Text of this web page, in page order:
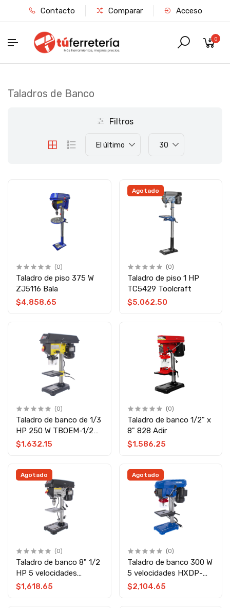
Contacto Comparar Acceso
0
Taladros de Banco
Filtros
El último 30
(0)
Taladro de piso 375 W
ZJ5116 Bala
$4,858.65
Agotado
(0)
Taladro de piso 1 HP
TC5429 Toolcraft
$5,062.50
(0)
Taladro de banco de 1/3
HP 250 W TBOEM-1/2
OEM
$1,632.15
(0)
Taladro de banco 1/2" x
8" 828 Adir
$1,586.25
Agotado
(0)
Taladro de banco 8" 1/2
HP 5 velocidades
TBOEM-1/2 OEM
$1,618.65
Agotado
(0)
Taladro de banco 300 W
5 velocidades HXDP-
300 Hyumax
$2,104.65